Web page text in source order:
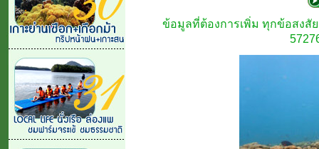
ข้อมูลที่ต้องการเพิ่ม ทุกข้อสงสั